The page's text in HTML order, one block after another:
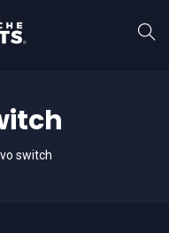
switch